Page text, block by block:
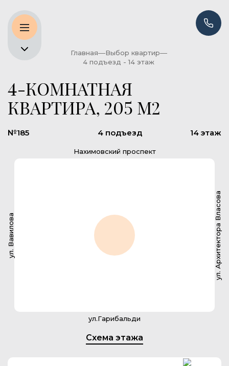
Главная
Выбор квартир
4 подъезд - 14 этаж
4-КОМНАТНАЯ
КВАРТИРА, 205 М2
№185 4 подъезд 14 этаж
ул. Вавилова
Нахимовский проспект
ул.Гарибальди
ул. Архитектора Власова
Схема этажа